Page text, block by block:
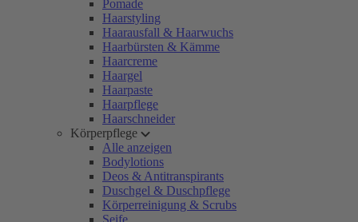
Pomade
Haarstyling
Haarausfall & Haarwuchs
Haarbürsten & Kämme
Haarcreme
Haargel
Haarpaste
Haarpflege
Haarschneider
Körperpflege
Alle anzeigen
Bodylotions
Deos & Antitranspirants
Duschgel & Duschpflege
Körperreinigung & Scrubs
Seife